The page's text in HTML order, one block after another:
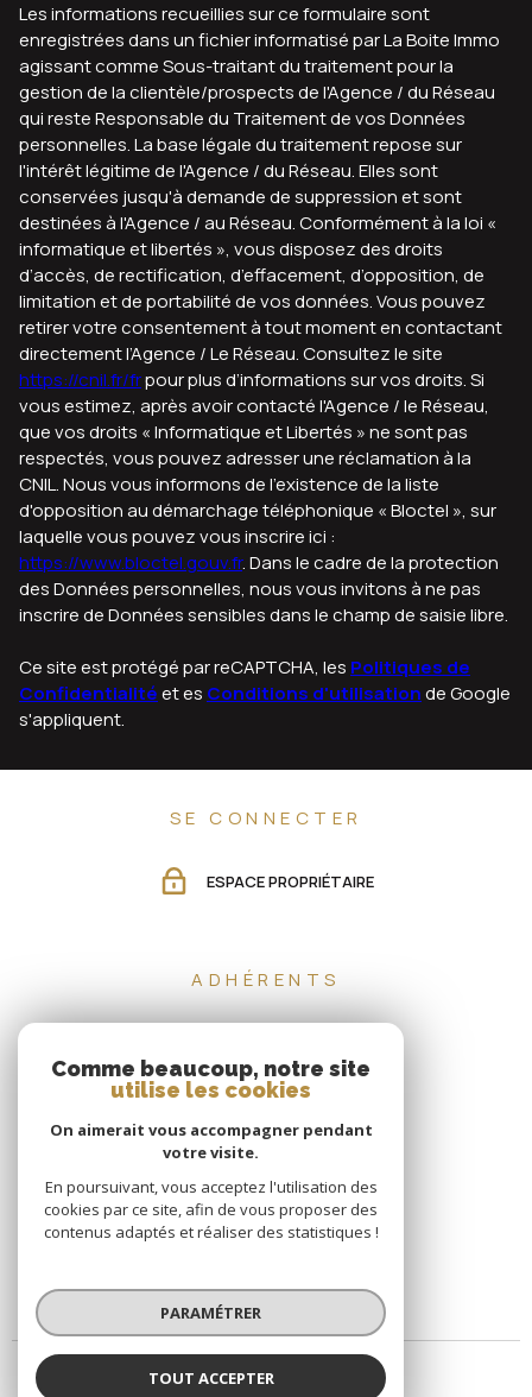
Les informations recueillies sur ce formulaire sont
enregistrées dans un fichier informatisé par La Boite Immo
agissant comme Sous-traitant du traitement pour la
gestion de la clientèle/prospects de l'Agence / du Réseau
qui reste Responsable du Traitement de vos Données
personnelles. La base légale du traitement repose sur
l'intérêt légitime de l'Agence / du Réseau. Elles sont
conservées jusqu'à demande de suppression et sont
destinées à l'Agence / au Réseau. Conformément à la loi «
informatique et libertés », vous disposez des droits
d’accès, de rectification, d’effacement, d’opposition, de
limitation et de portabilité de vos données. Vous pouvez
retirer votre consentement à tout moment en contactant
directement l’Agence / Le Réseau. Consultez le site
https://cnil.fr/frpour plus d’informations sur vos droits. Si
vous estimez, après avoir contacté l'Agence / le Réseau,
que vos droits « Informatique et Libertés » ne sont pas
respectés, vous pouvez adresser une réclamation à la
CNIL. Nous vous informons de l’existence de la liste
d'opposition au démarchage téléphonique « Bloctel », sur
laquelle vous pouvez vous inscrire ici :
https://www.bloctel.gouv.fr. Dans le cadre de la protection
des Données personnelles, nous vous invitons à ne pas
inscrire de Données sensibles dans le champ de saisie libre.
Ce site est protégé par reCAPTCHA, les Politiques de
Confidentialitéet es Conditions d'utilisationde Google
s'appliquent.
SE CONNECTER
ESPACE PROPRIÉTAIRE
ADHÉRENTS
Comme beaucoup, notre site
utilise les cookies
On aimerait vous accompagner pendant
votre visite.
En poursuivant, vous acceptez l'utilisation des
cookies par ce site, afin de vous proposer des
contenus adaptés et réaliser des statistiques !
PARAMÉTRER
TOUT ACCEPTER